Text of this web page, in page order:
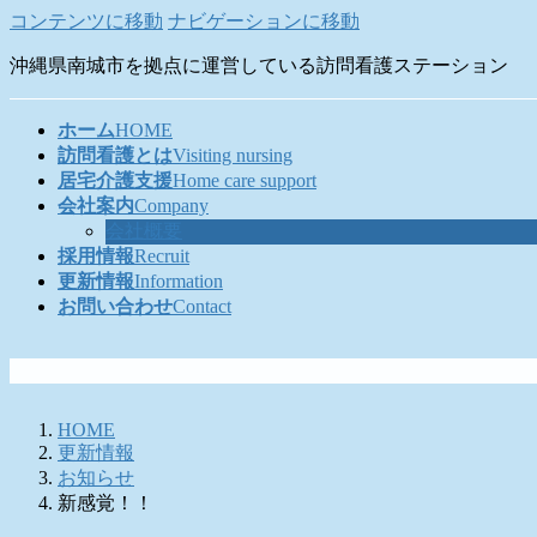
コンテンツに移動 ナビゲーションに移動
沖縄県南城市を拠点に運営している訪問看護ステーション
ホームHOME
訪問看護とはVisiting nursing
居宅介護支援Home care support
会社案内Company
採用情報Recruit
更新情報Information
お問い合わせContact
HOME
更新情報
お知らせ
新感覚！！